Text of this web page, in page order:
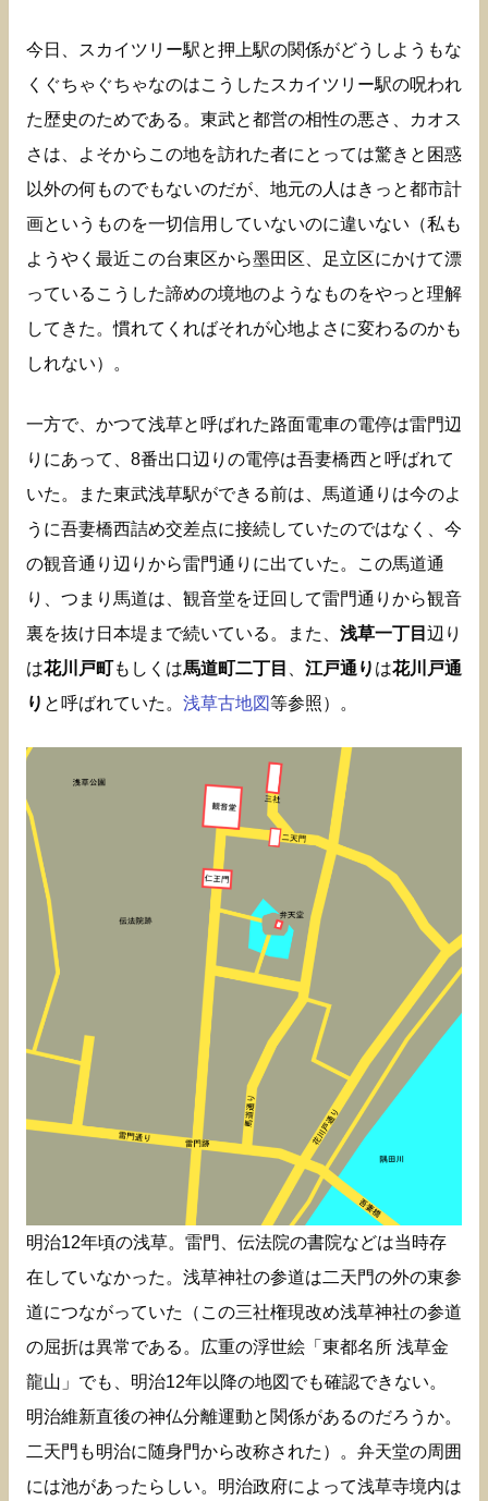
今日、スカイツリー駅と押上駅の関係がどうしようもな
くぐちゃぐちゃなのはこうしたスカイツリー駅の呪われ
た歴史のためである。東武と都営の相性の悪さ、カオス
さは、よそからこの地を訪れた者にとっては驚きと困惑
以外の何ものでもないのだが、地元の人はきっと都市計
画というものを一切信用していないのに違いない（私も
ようやく最近この台東区から墨田区、足立区にかけて漂
っているこうした諦めの境地のようなものをやっと理解
してきた。慣れてくればそれが心地よさに変わるのかも
しれない）。
一方で、かつて浅草と呼ばれた路面電車の電停は雷門辺
りにあって、8番出口辺りの電停は吾妻橋西と呼ばれて
いた。また東武浅草駅ができる前は、馬道通りは今のよ
うに吾妻橋西詰め交差点に接続していたのではなく、今
の観音通り辺りから雷門通りに出ていた。この馬道通
り、つまり馬道は、観音堂を迂回して雷門通りから観音
裏を抜け日本堤まで続いている。また、 浅草一丁目 辺り
は花川戸町もしくは馬道町二丁目 江戸通り は花川戸通
り と呼ばれていた。 浅草古地図等参照）。
明治12年頃の浅草。雷門、伝法院の書院などは当時存
在していなかった。浅草神社の参道は二天門の外の東参
道につながっていた（この三社権現改め浅草神社の参道
の屈折は異常である。広重の浮世絵「東都名所 浅草金
龍山」でも、明治12年以降の地図でも確認できない。
明治維新直後の神仏分離運動と関係があるのだろうか。
二天門も明治に随身門から改称された）。弁天堂の周囲
には池があったらしい。明治政府によって浅草寺境内は